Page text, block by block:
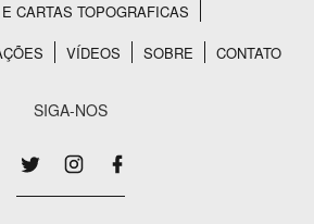
CARTAS TOPOGRAFICAS
VÍDEOS SOBRE CONTATO
SIGA-NOS